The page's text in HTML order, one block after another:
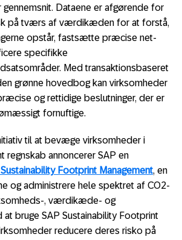
Dataene er afgørende for
på tværs af værdikæden for at forstå,
opstår, fastsætte præcise net-
specifikke
Med transaktionsbaseret
grønne hovedbog kan virksomheder
og rettidige beslutninger, der er
fornuftige.
til at bevæge virksomheder i
regnskab annoncerer SAP en
Footprint Management, en
og administrere hele spektret af CO2-
, værdikæde- og
at bruge SAP Sustainability Footprint
reducere deres risko på